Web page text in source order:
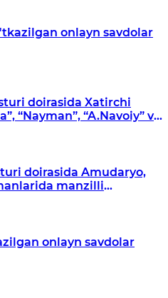
onlayn savdolar
doirasida Xatirchi
“Nayman”, “A.Navoiy” va
doirasida Amudaryo,
manzilli
onlayn savdolar